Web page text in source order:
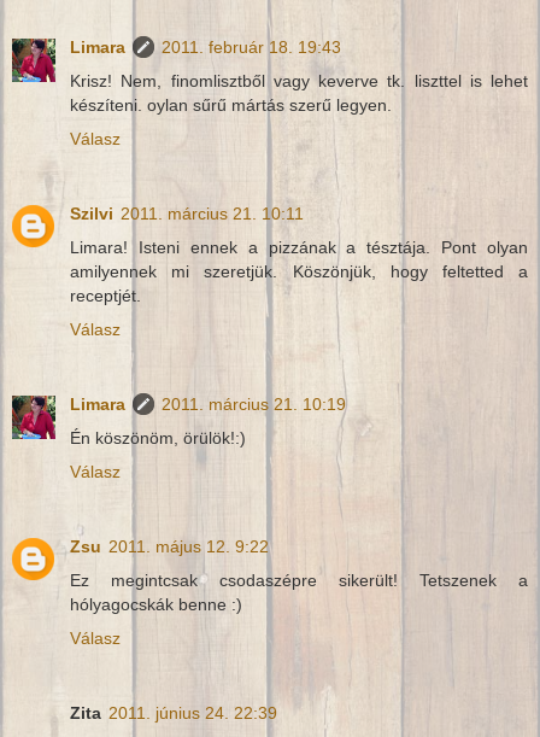
Limara
2011. február 18. 19:43
Krisz! Nem, finomlisztből vagy keverve tk. liszttel is lehet
készíteni. oylan sűrű mártás szerű legyen.
Válasz
Szilvi 2011. március 21. 10:11
Limara! Isteni ennek a pizzának a tésztája. Pont olyan
amilyennek mi szeretjük. Köszönjük, hogy feltetted a
receptjét.
Válasz
Limara
2011. március 21. 10:19
Én köszönöm, örülök!:)
Válasz
Zsu 2011. május 12. 9:22
Ez megintcsak csodaszépre sikerült! Tetszenek a
hólyagocskák benne :)
Válasz
Zita 2011. június 24. 22:39